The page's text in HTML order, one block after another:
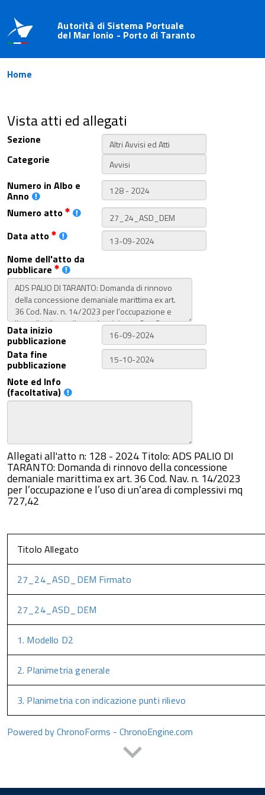
Autorità di Sistema Portuale
del Mar Ionio - Porto di Taranto
Home
Vista atti ed allegati
Sezione
Categorie
Numero in Albo e
Anno
Numero atto
Data atto
Nome dell'atto da
pubblicare
Data inizio
pubblicazione
Data fine
pubblicazione
Note ed Info
(facoltativa)
Allegati all'atto n: 128 - 2024 Titolo: ADS PALIO DI
TARANTO: Domanda di rinnovo della concessione
demaniale marittima ex art. 36 Cod. Nav. n. 14/2023
per l’occupazione e l’uso di un’area di complessivi mq
727,42
Titolo Allegato
27_24_ASD_DEM Firmato
27_24_ASD_DEM
1. Modello D2
2. Planimetria generale
3. Planimetria con indicazione punti rilievo
Powered by ChronoForms - ChronoEngine.com